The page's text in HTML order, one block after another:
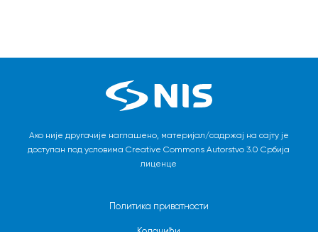
Ако није другачије наглашено, материјал/садржај на сајту је
доступан под условима Creative Commons Autorstvo 3.0 Србија
лиценце
Политика приватности